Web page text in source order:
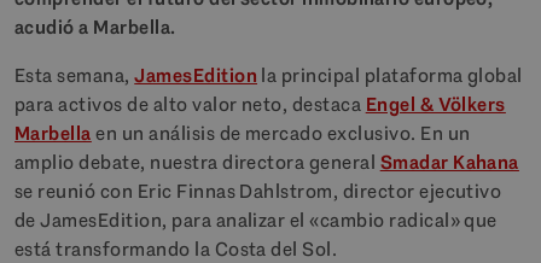
acudió a Marbella.
Esta semana,JamesEdition la principal plataforma global
para activos de alto valor neto, destaca Engel & Völkers
Marbellaen un análisis de mercado exclusivo. En un
amplio debate, nuestra directora general Smadar Kahana
se reunió con Eric Finnas Dahlstrom, director ejecutivo
de JamesEdition, para analizar el «cambio radical» que
está transformando la Costa del Sol.